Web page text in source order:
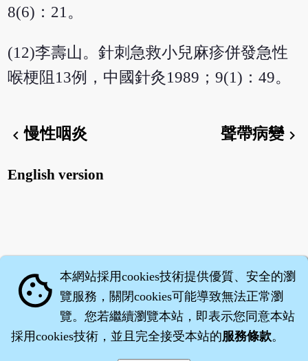
8(6)：21。
(12)李壽山。針刺急救小兒麻疹併發急性
喉梗阻13例，中國針灸1989；9(1)：49。
chevron_left慢性咽炎 聲帶病變chevron_right
English version
cookie 本網站採用cookies技術提供優質、安全的瀏
覽服務，關閉cookies可能導致無法正常瀏
覽。您若繼續瀏覽本站，即表示您同意本站
採用cookies技術，並且完全接受本站的服務條款。